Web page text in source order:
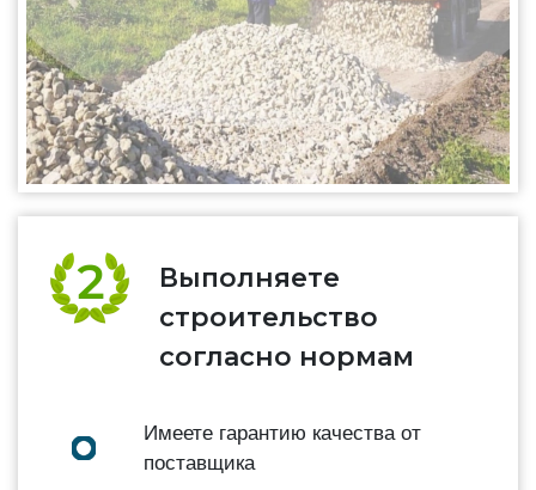
Выполняете
строительство
согласно нормам
Имеете гарантию качества от
поставщика